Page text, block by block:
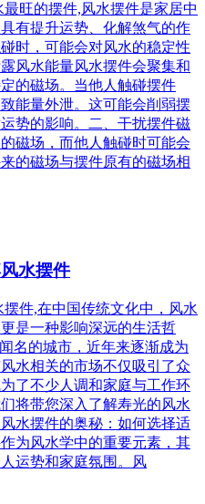
旺的摆件,风水摆件是家居中
有提升运势、化解煞气的作
时，可能会对风水的稳定性
风水能量风水摆件会聚集和
的磁场。当他人触碰摆件
能量外泄。这可能会削弱摆
势的影响。二、干扰摆件磁
磁场，而他人触碰时可能会
的磁场与摆件原有的磁场相
水摆件
件,在中国传统文化中，风水
是一种影响深远的生活哲
名的城市，近年来逐渐成为
水相关的市场不仅吸引了众
了不少人调和家庭与工作环
将带您深入了解寿光的风水
水摆件的奥秘：如何选择适
为风水学中的重要元素，其
运势和家庭氛围。风